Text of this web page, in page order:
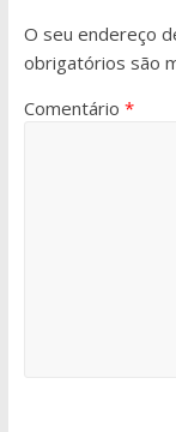
O seu endereço
obrigatórios são
Comentário *